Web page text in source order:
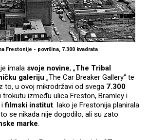
Frestonije - površina, 7.300 kvadrata
imala svoje novine, „The Tribal
galeriju „The Car Breaker Gallery“ te
to, u ovoj mikrodržavi od svega 7.300
trokutu između ulica Freston, Bramley i
ifilmski institut. Iako je Frestonija planirala
se nikada nije dogodilo, ali su zato
marke.